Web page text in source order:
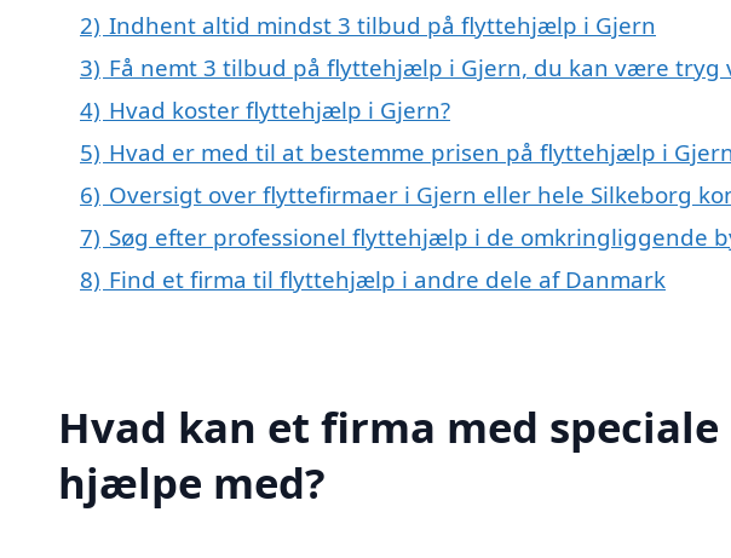
2) Indhent altid mindst 3 tilbud på flyttehjælp i Gjern
3) Få nemt 3 tilbud på flyttehjælp i Gjern, du kan være tryg
4) Hvad koster flyttehjælp i Gjern?
5) Hvad er med til at bestemme prisen på flyttehjælp i
6) Oversigt over flyttefirmaer i Gjern eller hele Silkeborg
7) Søg efter professionel flyttehjælp i de omkringliggende
8) Find et firma til flyttehjælp i andre dele af Danmark
Hvad kan et firma med
hjælpe med?